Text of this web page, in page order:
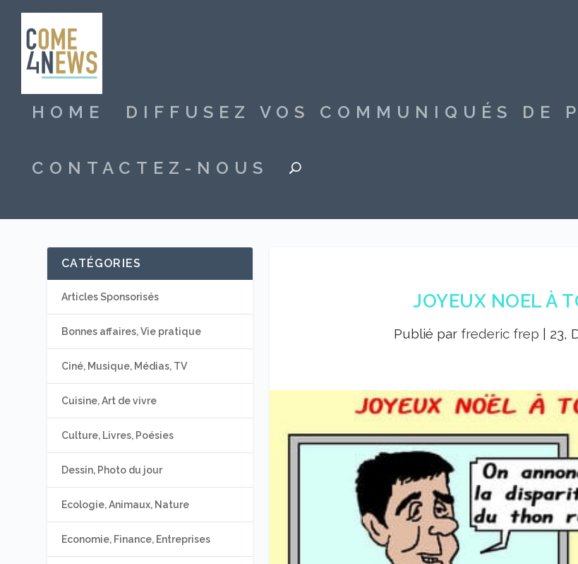
HOME DIFFUSEZ VOS COMMUNIQUÉS DE
CONTACTEZ-NOUS
JOYEUX NOEL À
Publié par frederic frep 23,
CATÉGORIES
Articles Sponsorisés
Bonnes affaires, Vie pratique
Ciné, Musique, Médias, TV
Cuisine, Art de vivre
Culture, Livres, Poésies
Dessin, Photo du jour
Ecologie, Animaux, Nature
Economie, Finance, Entreprises